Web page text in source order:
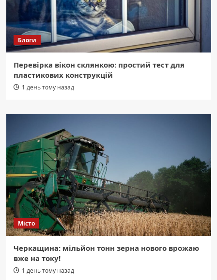
Блоги
Перевірка вікон склянкою: простий тест для
пластикових конструкцій
1 день тому назад
Місто
Черкащина: мільйон тонн зерна нового врожаю
вже на току!
1 день тому назад